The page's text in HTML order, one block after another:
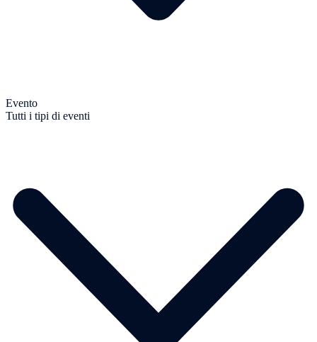
Evento
Tutti i tipi di eventi